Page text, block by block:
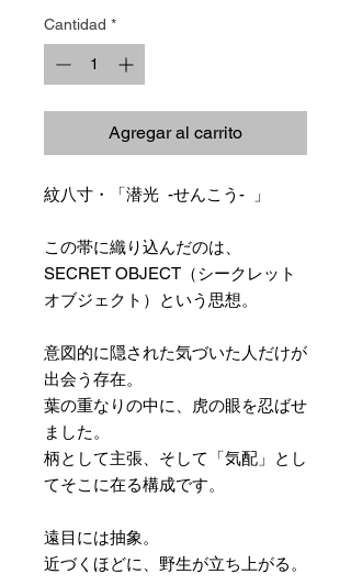
Cantidad *
Agregar al carrito
紋八寸・「潜光 -せんこう- 」
この帯に織り込んだのは、
SECRET OBJECT（シークレット
オブジェクト）という思想。
意図的に隠された気づいた人だけが
出会う存在。
葉の重なりの中に、虎の眼を忍ばせ
ました。
柄として主張、そして「気配」とし
てそこに在る構成です。
遠目には抽象。
近づくほどに、野生が立ち上がる。